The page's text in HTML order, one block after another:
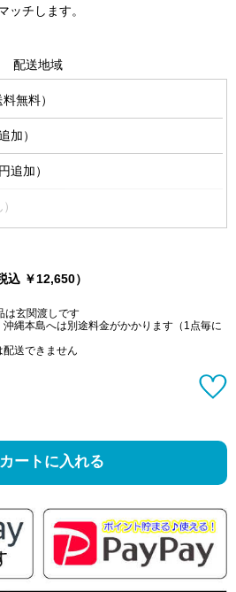
ッチします。
配送地域
無料）
加）
追加）
込 ￥12,650）
は玄関渡しです
縄本島へは別途料金がかかります（1点毎に
送できません
カートに入れる